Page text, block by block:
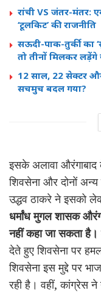
रांची VS जंतर-मंतर:
‘टूलकिट’ की राजनीति
सऊदी-पाक-तुर्की का
तो तीनों मिलकर लड़ेंगे
12 साल, 22 सेक्टर और
सचमुच बदल गया?
इसके अलावा औरंगाबाद
शिवसेना और दोनों
उद्धव ठाकरे ने इसको
धर्मांध मुगल शासक
नहीं कहा जा सकता है।
देते हुए शिवसेना पर
शिवसेना इस मुद्दे पर
रही है। वहीं, कांग्रेस